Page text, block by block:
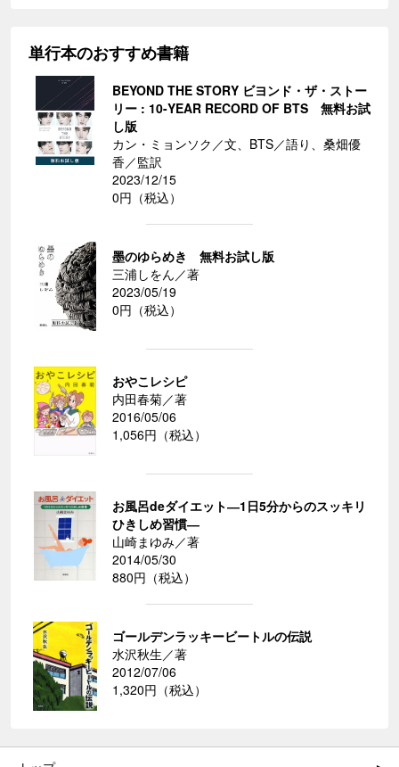
単行本のおすすめ書籍
BEYOND THE STORY ビヨンド・ザ・ストー
リー : 10-YEAR RECORD OF BTS 無料お試
し版
カン・ミョンソク／文、BTS／語り、桑畑優
香／監訳
2023/12/15
0円（税込）
墨のゆらめき 無料お試し版
三浦しをん／著
2023/05/19
0円（税込）
おやこレシピ
内田春菊／著
2016/05/06
1,056円（税込）
お風呂deダイエット―1日5分からのスッキリ
ひきしめ習慣―
山崎まゆみ／著
2014/05/30
880円（税込）
ゴールデンラッキービートルの伝説
水沢秋生／著
2012/07/06
1,320円（税込）